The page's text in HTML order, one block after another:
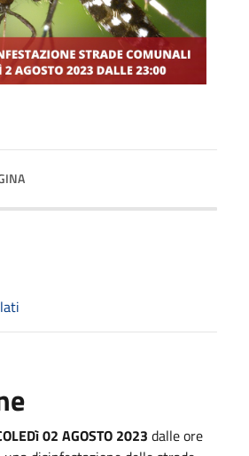
02 AGOSTO 2023 dalle ore